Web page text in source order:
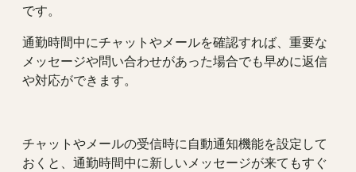
です。
通勤時間中にチャットやメールを確認すれば、重要な
メッセージや問い合わせがあった場合でも早めに返信
や対応ができます。
チャットやメールの受信時に自動通知機能を設定して
おくと、通勤時間中に新しいメッセージが来てもすぐ